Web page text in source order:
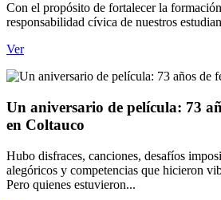
Con el propósito de fortalecer la
responsabilidad cívica de nuestros
Ver
Un aniversario de película: 73
en Coltauco
Hubo disfraces, canciones, desafíos
alegóricos y competencias que hicieron
Pero quienes estuvieron...